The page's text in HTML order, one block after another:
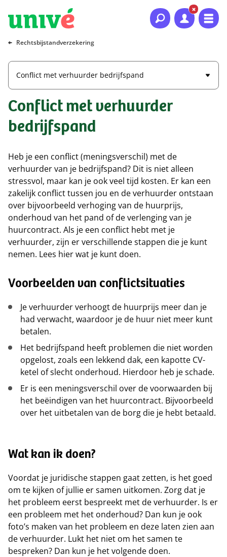
Naar hoofdinhoud
Naar hoofdnavigatie
Naar footer
Rechtsbijstandverzekering
Conflict met verhuurder bedrijfspand
Conflict met verhuurder
bedrijfspand
Heb je een conflict (meningsverschil) met de
verhuurder van je bedrijfspand? Dit is niet alleen
stressvol, maar kan je ook veel tijd kosten. Er kan een
zakelijk conflict tussen jou en de verhuurder ontstaan
over bijvoorbeeld verhoging van de huurprijs,
onderhoud van het pand of de verlenging van je
huurcontract. Als je een conflict hebt met je
verhuurder, zijn er verschillende stappen die je kunt
nemen. Lees hier wat je kunt doen.
Voorbeelden van conflictsituaties
Je verhuurder verhoogt de huurprijs meer dan je
had verwacht, waardoor je de huur niet meer kunt
betalen.
Het bedrijfspand heeft problemen die niet worden
opgelost, zoals een lekkend dak, een kapotte CV-
ketel of slecht onderhoud. Hierdoor heb je schade.
Er is een meningsverschil over de voorwaarden bij
het beëindigen van het huurcontract. Bijvoorbeeld
over het uitbetalen van de borg die je hebt betaald.
Wat kan ik doen?
Voordat je juridische stappen gaat zetten, is het goed
om te kijken of jullie er samen uitkomen. Zorg dat je
het probleem eerst bespreekt met de verhuurder. Is er
een probleem met het onderhoud? Dan kun je ook
foto’s maken van het probleem en deze laten zien aan
de verhuurder. Lukt het niet om het samen te
bespreken? Dan kun je het volgende doen.